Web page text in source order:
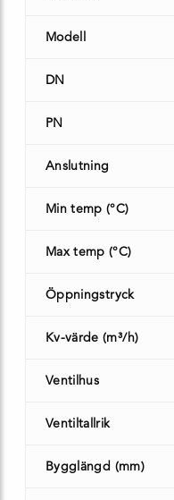
Modell
DN
PN
Anslutning
Min temp (°C)
Max temp (°C)
Öppningstryck
Kv-värde (m³/h)
Ventilhus
Ventiltallrik
Bygglängd (mm)